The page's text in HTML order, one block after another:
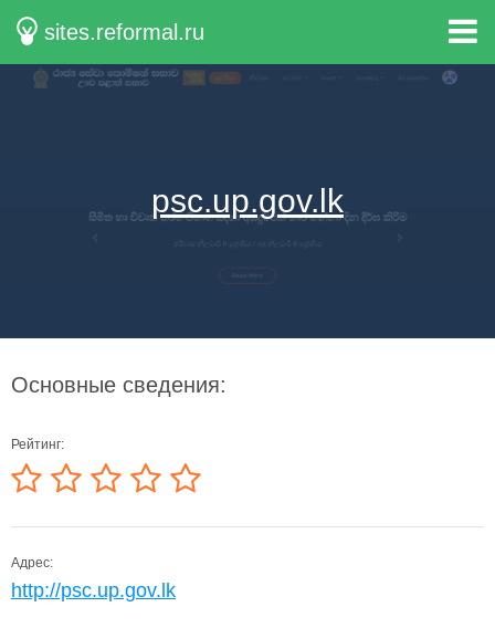
sites.reformal.ru
psc.up.gov.lk
Основные сведения:
Рейтинг:
Адрес:
http://psc.up.gov.lk